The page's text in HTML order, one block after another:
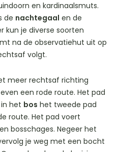
en kardinaalsmuts.
de nachtegaal en de
kun je diverse soorten
na de observatiehut uit op
volgt.
meer rechtsaf richting
even een rode route. Het pad
het bos het tweede pad
route. Het pad voert
bosschages. Negeer het
je weg met een bocht